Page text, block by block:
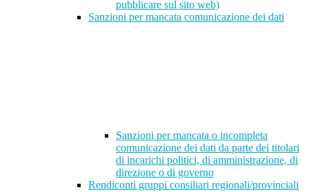
pubblicare sul sito web)
Sanzioni per mancata comunicazione dei dati
Sanzioni per mancata o incompleta
comunicazione dei dati da parte dei titolari
di incarichi politici, di amministrazione, di
direzione o di governo
Rendiconti gruppi consiliari regionali/provinciali